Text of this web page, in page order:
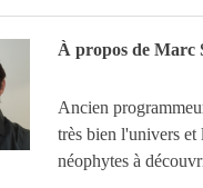
À propos de Marc
Ancien
très bien l'univers
néophytes à